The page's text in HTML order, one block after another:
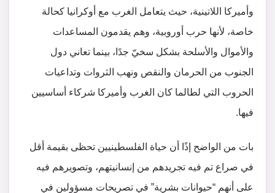
وأميركا اللاتينية، حيث يتعامل الغرب مع أوكرانيا كحالة
خاصة، لأنها حرب أوروبية، وهم يقدمون المساعدات
والأموال والأسلحة بشكل سخيّ جدًا، بينما تعاني دول
الجنوب من الحرمان والنقص ونهب الثروات وتداعيات
الحروب التي لطالما كان الغرب وأميركا شركاء أساسيين
فيها.
بات من الواضح إذًا أن حياة الفلسطينيين تحظى بقيمة أقل
في صراع تم فيه تجريدهم من إنسانيتهم، وتصويرهم فيه
على أنهم “حيوانات بشرية” في تصريحات مسؤولين في